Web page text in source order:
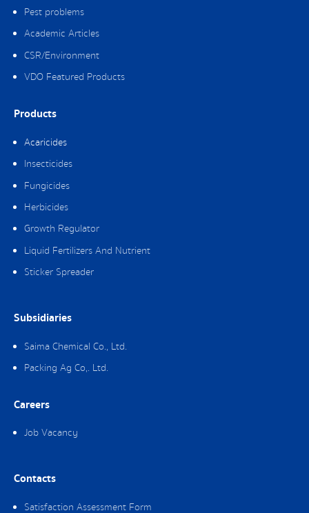
Pest problems
Academic Articles
CSR/Environment
VDO Featured Products
Products
Acaricides
Insecticides
Fungicides
Herbicides
Growth Regulator
Liquid Fertilizers And Nutrient
Sticker Spreader
Subsidiaries
Saima Chemical Co., Ltd.
Packing Ag Co,. Ltd.
Careers
Job Vacancy
Contacts
Satisfaction Assessment Form